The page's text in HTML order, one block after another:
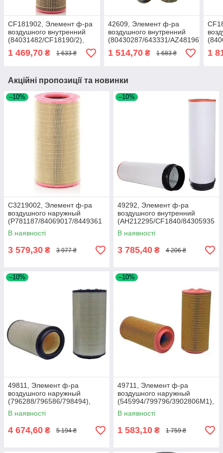
CF181902, Элемент ф-ра
воздушного внутренний
(84031482/CF18190/2),
МТЗ2522/3022/
Палессе1218
1 469,70 ₴ 1 633 ₴
42609, Элемент ф-ра
воздушного внутренний
(80430287/643331/AZ48196),
M203/204/208/218,
JD2264/2266
1 514,70₴ 1 683 ₴ 1
Акційні пропозиції та новинки
–10%
C3219002, Элемент ф-ра
воздушного наружный
(P781187/84069017/8449361
2), MF7278/CX8080
В наявності
3 579,30 ₴ 3 977 ₴
–10%
49292, Элемент ф-ра
воздушного внутренний
(AH212295/CF1840/84305935
), JD9760/9880, Torum 740
В наявності
3 785,40 ₴ 4 206 ₴
–10%
49811, Элемент ф-ра
воздушного наружный
(796288/796586/798494),
Lex440/460/540/560/570,
Xer3300
В наявності
4 674,60 ₴ 5 194 ₴
–10%
49711, Элемент ф-ра
воздушного наружный
(545994/799796/3902806M1),
Claas
В наявності
1 583,10 ₴ 1 759 ₴